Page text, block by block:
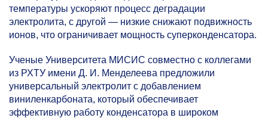
температуры ускоряют процесс деградации
электролита, с другой — низкие снижают подвижность
ионов, что ограничивает мощность суперконденсатора.
Ученые Университета МИСИС совместно с коллегами
из РХТУ имени Д. И. Менделеева предложили
универсальный электролит с добавлением
виниленкарбоната, который обеспечивает
эффективную работу конденсатора в широком